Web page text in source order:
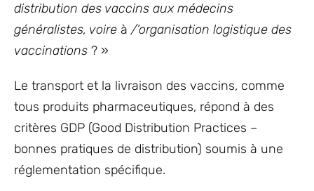
distribution des vaccins aux médecins
généralistes, voire à /’organisation logistique des
vaccinations ? »
Le transport et la livraison des vaccins, comme
tous produits pharmaceutiques, répond à des
critères GDP (Good Distribution Practices –
bonnes pratiques de distribution) soumis à une
réglementation spécifique.